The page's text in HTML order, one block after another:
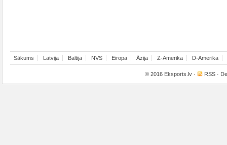
Sākums Latvija Baltija NVS Eiropa Āzija Z-Amerika D-Amerika
© 2016 Eksports.lv · RSS ·